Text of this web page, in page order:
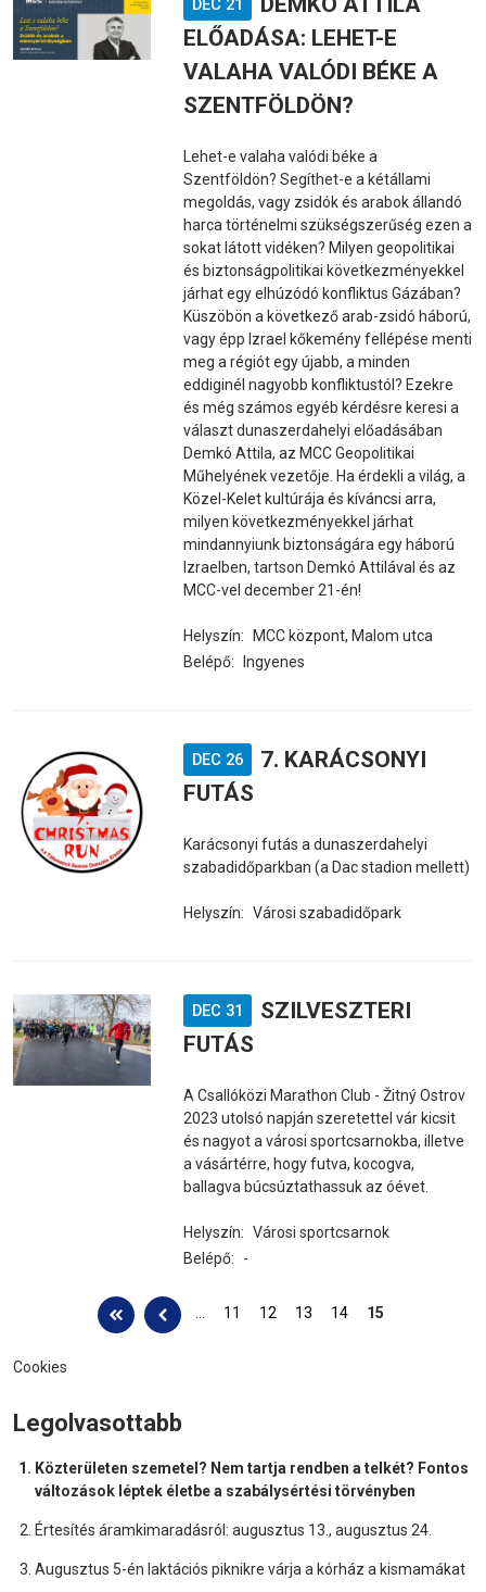
DEC 21
ELŐADÁSA: LEHET-E
VALAHA VALÓDI BÉKE A
SZENTFÖLDÖN?
Lehet-e valaha valódi béke a
Szentföldön? Segíthet-e a kétállami
megoldás, vagy zsidók és arabok állandó
harca történelmi szükségszerűség ezen a
sokat látott vidéken? Milyen geopolitikai
és biztonságpolitikai következményekkel
járhat egy elhúzódó konfliktus Gázában?
Küszöbön a következő arab-zsidó háború,
vagy épp Izrael kőkemény fellépése menti
meg a régiót egy újabb, a minden
eddiginél nagyobb konfliktustól? Ezekre
és még számos egyéb kérdésre keresi a
választ dunaszerdahelyi előadásában
Demkó Attila, az MCC Geopolitikai
Műhelyének vezetője. Ha érdekli a világ, a
Közel-Kelet kultúrája és kíváncsi arra,
milyen következményekkel járhat
mindannyiunk biztonságára egy háború
Izraelben, tartson Demkó Attilával és az
MCC-vel december 21-én!
Helyszín:
MCC központ, Malom utca
Belépő:
Ingyenes
DEC 26
7. KARÁCSONYI
FUTÁS
Karácsonyi futás a dunaszerdahelyi
szabadidőparkban (a Dac stadion mellett)
Helyszín: Városi szabadidőpark
DEC 31
SZILVESZTERI
FUTÁS
A Csallóközi Marathon Club - Žitný Ostrov
2023 utolsó napján szeretettel vár kicsit
és nagyot a városi sportcsarnokba, illetve
a vásártérre, hogy futva, kocogva,
ballagva búcsúztathassuk az óévet.
Helyszín: Városi sportcsarnok
Belépő:
-
… 11 12 13 14 15
Cookies
Legolvasottabb
Közterületen szemetel? Nem tartja rendben a telkét? Fontos
változások léptek életbe a szabálysértési törvényben
Értesítés áramkimaradásról: augusztus 13., augusztus 24.
Augusztus 5-én laktációs piknikre várja a kórház a kismamákat